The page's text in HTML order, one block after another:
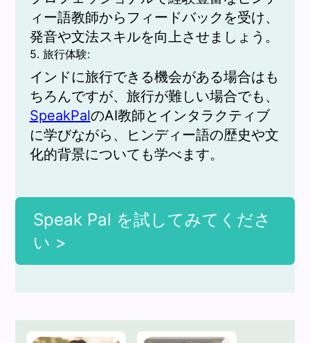
ィー語教師からフィードバックを受け、
発音や文法スキルを向上させましょう。
5. 旅行体験:
インドに旅行できる機会がある場合はも
ちろんですが、旅行が難しい場合でも、
SpeakPalのAI教師とインタラクティブ
に学びながら、ヒンディー語の歴史や文
化的背景についても学べます。
Speak Pal を試してみてくださ
い >